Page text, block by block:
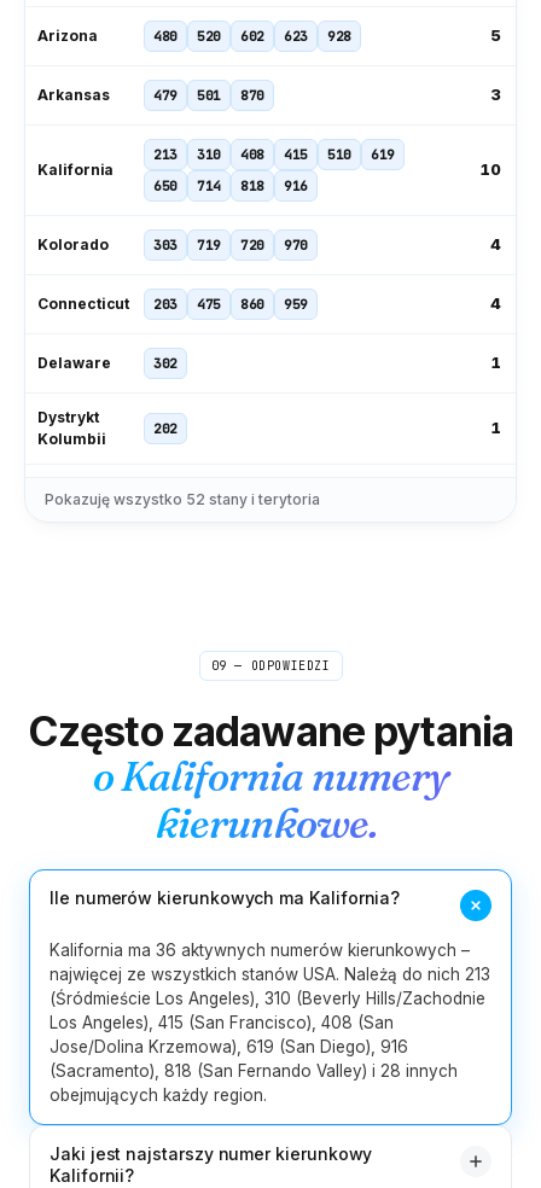
Arizona 480 520 602 623 928 5
Arkansas 479 501 870 3
Kalifornia
213 310 408 415 510
619
650
714 818 916
10
Kolorado 303 719 720 970 4
Connecticut 203 475 860 959 4
Delaware 302 1
Dystrykt
Kolumbii
202 1
Floryda
239 305 321 407
Idaho 208 986 2
217 224 309 312 331
618
630
708 773 779 815
812
930
Iowa 319 515 563 641 712
Kansas 316 620 785 913
Kentucky 270 364 502 606 859 5
Luizjana
Pokazuję wszystko 52 stany i terytoria
09 — ODPOWIEDZI
Często zadawane pytania
oKalifornianumery
kierunkowe.
Ile numerów kierunkowych ma Kalifornia?
Kalifornia ma 36 aktywnych numerów kierunkowych –
najwięcej ze wszystkich stanów USA. Należą do nich 213
(Śródmieście Los Angeles), 310 (Beverly Hills/Zachodnie
Los Angeles), 415 (San Francisco), 408 (San
Jose/Dolina Krzemowa), 619 (San Diego), 916
(Sacramento), 818 (San Fernando Valley) i 28 innych
obejmujących każdy region.
Jaki jest najstarszy numer kierunkowy
Kalifornii?